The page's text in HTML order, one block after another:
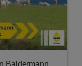
Baldermann